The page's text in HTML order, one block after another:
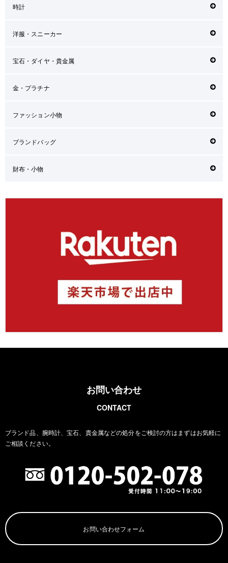
時計
洋服・スニーカー
宝石・ダイヤ・貴金属
金・プラチナ
ファッション小物
ブランドバッグ
財布・小物
お問い合わせ
CONTACT
ブランド品、腕時計、宝石、貴金属などの処分をご検討の方はまずはお気軽に
ご相談ください。
お問い合わせフォーム